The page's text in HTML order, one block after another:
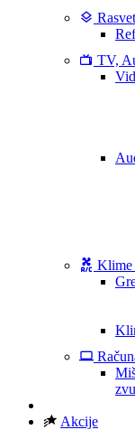
TV,
Klime
Akcije